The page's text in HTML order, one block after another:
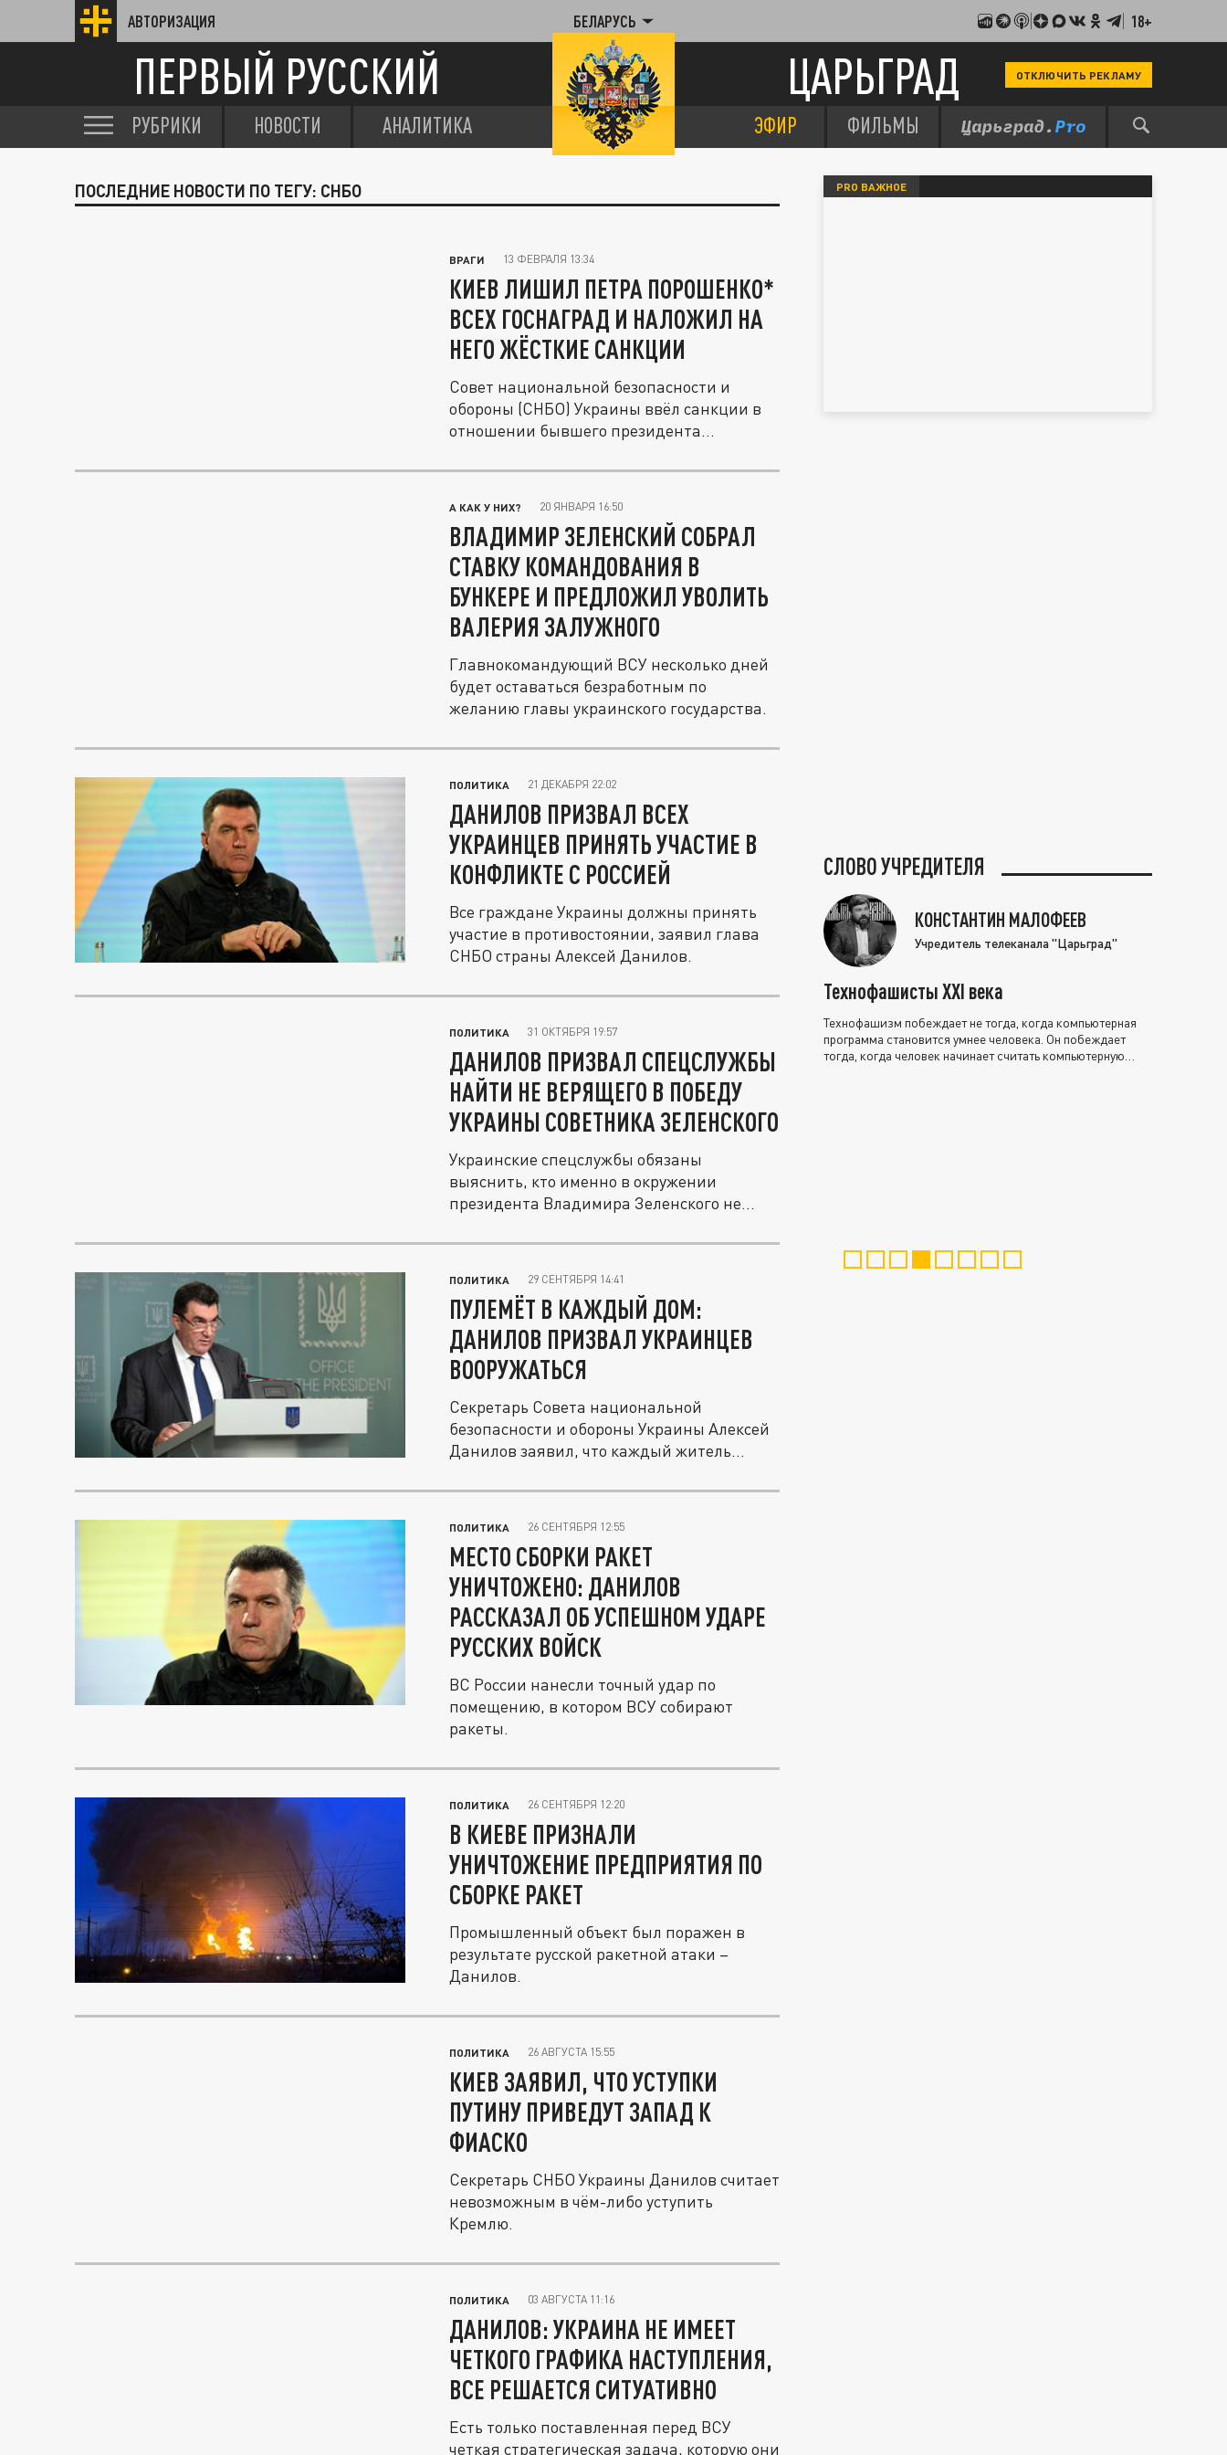
АВТОРИЗАЦИЯ БЕЛАРУСЬ 18+
ПЕРВЫЙ РУССКИЙ ЦАРЬГРАД ОТКЛЮЧИТЬ РЕКЛАМУ
РУБРИКИ НОВОСТИ АНАЛИТИКА ЭФИР ФИЛЬМЫ
ПОСЛЕДНИЕ НОВОСТИ ПО ТЕГУ: СНБО
ВРАГИ 13 ФЕВРАЛЯ 13:34
КИЕВ ЛИШИЛ ПЕТРА ПОРОШЕНКО*
ВСЕХ ГОСНАГРАД И НАЛОЖИЛ НА
НЕГО ЖЁСТКИЕ САНКЦИИ
Совет национальной безопасности и
обороны (СНБО) Украины ввёл санкции в
отношении бывшего президента...
А КАК У НИХ? 20 ЯНВАРЯ 16:50
ВЛАДИМИР ЗЕЛЕНСКИЙ СОБРАЛ
СТАВКУ КОМАНДОВАНИЯ В
БУНКЕРЕ И ПРЕДЛОЖИЛ УВОЛИТЬ
ВАЛЕРИЯ ЗАЛУЖНОГО
Главнокомандующий ВСУ несколько дней
будет оставаться безработным по
желанию главы украинского государства.
ПОЛИТИКА 21 ДЕКАБРЯ 22:02
ДАНИЛОВ ПРИЗВАЛ ВСЕХ
УКРАИНЦЕВ ПРИНЯТЬ УЧАСТИЕ В
КОНФЛИКТЕ С РОССИЕЙ
Все граждане Украины должны принять
участие в противостоянии, заявил глава
СНБО страны Алексей Данилов.
ПОЛИТИКА 31 ОКТЯБРЯ 19:57
ДАНИЛОВ ПРИЗВАЛ СПЕЦСЛУЖБЫ
НАЙТИ НЕ ВЕРЯЩЕГО В ПОБЕДУ
УКРАИНЫ СОВЕТНИКА ЗЕЛЕНСКОГО
Украинские спецслужбы обязаны
выяснить, кто именно в окружении
президента Владимира Зеленского не
ПОЛИТИКА 29 СЕНТЯБРЯ 14:41
ПУЛЕМЁТ В КАЖДЫЙ ДОМ:
ДАНИЛОВ ПРИЗВАЛ УКРАИНЦЕВ
ВООРУЖАТЬСЯ
Секретарь Совета национальной
безопасности и обороны Украины Алексей
Данилов заявил, что каждый житель
ПОЛИТИКА 26 СЕНТЯБРЯ 12:55
МЕСТО СБОРКИ РАКЕТ
УНИЧТОЖЕНО: ДАНИЛОВ
РАССКАЗАЛ ОБ УСПЕШНОМ УДАРЕ
РУССКИХ ВОЙСК
ВС России нанесли точный удар по
помещению, в котором ВСУ собирают
ракеты.
ПОЛИТИКА 26 СЕНТЯБРЯ 12:20
В КИЕВЕ ПРИЗНАЛИ
УНИЧТОЖЕНИЕ ПРЕДПРИЯТИЯ ПО
СБОРКЕ РАКЕТ
Промышленный объект был поражен в
результате русской ракетной атаки –
Данилов.
ПОЛИТИКА 26 АВГУСТА 15:55
КИЕВ ЗАЯВИЛ, ЧТО УСТУПКИ
ПУТИНУ ПРИВЕДУТ ЗАПАД К
ФИАСКО
Секретарь СНБО Украины Данилов считает
невозможным в чём-либо уступить
Кремлю.
ПОЛИТИКА 03 АВГУСТА 11:16
ДАНИЛОВ: УКРАИНА НЕ ИМЕЕТ
ЧЕТКОГО ГРАФИКА НАСТУПЛЕНИЯ,
ВСЕ РЕШАЕТСЯ СИТУАТИВНО
Есть только поставленная перед ВСУ
четкая стратегическая задача, которую они
PRO ВАЖНОЕ
СЛОВО УЧРЕДИТЕЛЯ
КОНСТАНТИН МАЛОФЕЕВ
Учредитель телеканала "Царьград"
Технофашисты XXI века
Технофашизм побеждает не тогда, когда компьютерная
программа становится умнее человека. Он побеждает
тогда, когда человек начинает считать компьютерную